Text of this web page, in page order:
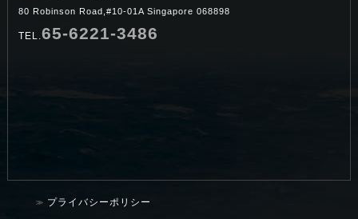
80 Robinson Road,#10-01A Singapore 068898
TEL.65-6221-3486
プライバシーポリシー